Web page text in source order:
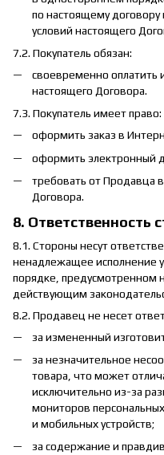
по настоящему договору
условий настоящего
7.2. Покупатель обязан:
своевременно оплатить
настоящего Договора.
7.3. Покупатель имеет право:
оформить заказ в
оформить электронный
требовать от Продавца
Договора.
8. Ответственность
8.1. Стороны несут
ненадлежащее исполнение
порядке, предусмотренном
действующим
8.2. Продавец не несет
за измененный
за незначительное
товара, что может
исключительно из-за
мониторов
и мобильных устройств;
за содержание и